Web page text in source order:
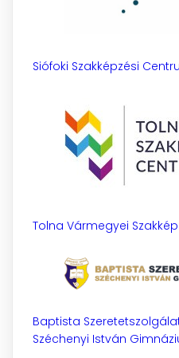
Siófoki Szakképzési
Tolna Vármegyei
Baptista
Széchenyi István